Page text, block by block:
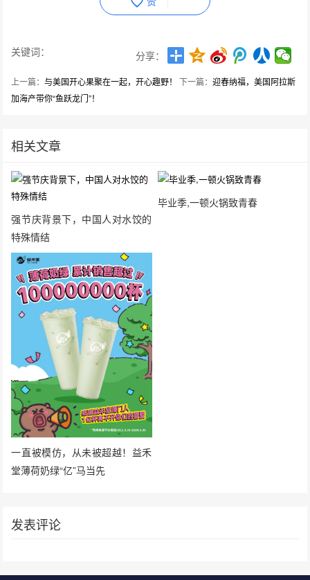
关键词： 分享：
上一篇：与美国开心果聚在一起，开心趣野！ 下一篇：迎春纳福，美国阿拉斯
加海产带你“鱼跃龙门”！
相关文章
强节庆背景下，中国人对水饺的
特殊情结
毕业季,一顿火锅致青春
一直被模仿，从未被超越！益禾
堂薄荷奶绿“亿”马当先
发表评论